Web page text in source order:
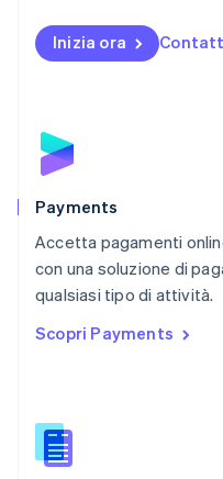
Inizia ora
Payments
Accetta pagamenti
con una soluzione di
qualsiasi tipo di attività.
Scopri Payments
English
Nuova Zelanda
Polonia
English
Português
English简体中文
Regno Unito
English
English
English
Slovacchia